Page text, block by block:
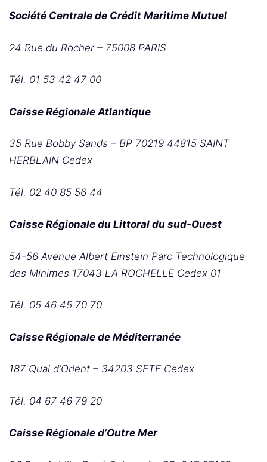
Société Centrale de Crédit Maritime Mutuel
24 Rue du Rocher – 75008 PARIS
Tél. 01 53 42 47 00
Caisse Régionale Atlantique
35 Rue Bobby Sands – BP 70219 44815 SAINT
HERBLAIN Cedex
Tél. 02 40 85 56 44
Caisse Régionale du Littoral du sud-Ouest
54-56 Avenue Albert Einstein Parc Technologique
des Minimes 17043 LA ROCHELLE Cedex 01
Tél. 05 46 45 70 70
Caisse Régionale de Méditerranée
187 Quai d’Orient – 34203 SETE Cedex
Tél. 04 67 46 79 20
Caisse Régionale d’Outre Mer